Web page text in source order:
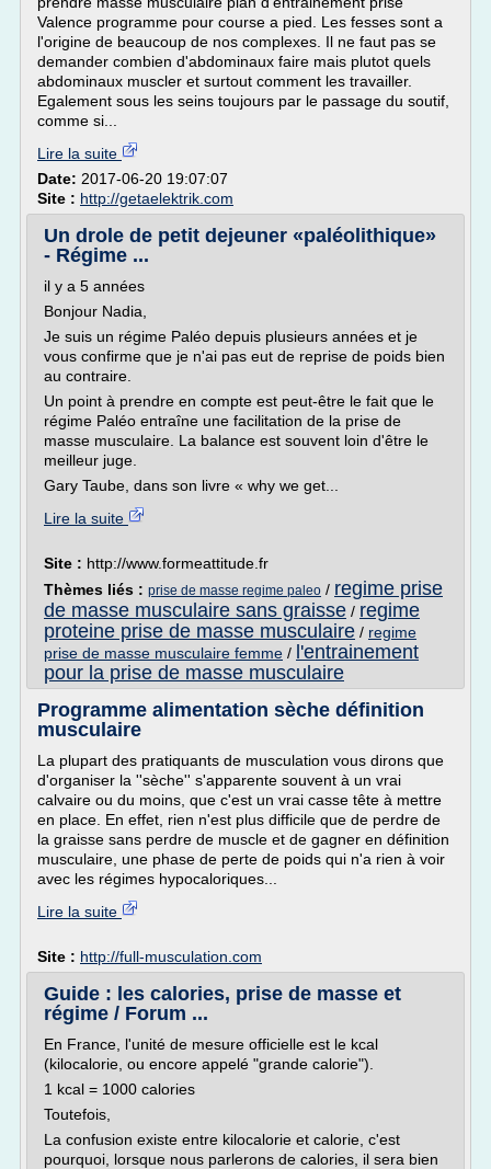
Valence programme pour course a pied. Les fesses sont a
l'origine de beaucoup de nos complexes. Il ne faut pas se
demander combien d'abdominaux faire mais plutot quels
abdominaux muscler et surtout comment les travailler.
Egalement sous les seins toujours par le passage du soutif,
comme si...
Lire la suite
Date: 2017-06-20 19:07:07
Site : http://getaelektrik.com
Un drole de petit dejeuner «paléolithique»
- Régime ...
il y a 5 années
Bonjour Nadia,
Je suis un régime Paléo depuis plusieurs années et je
vous confirme que je n'ai pas eut de reprise de poids bien
au contraire.
Un point à prendre en compte est peut-être le fait que le
régime Paléo entraîne une facilitation de la prise de
masse musculaire. La balance est souvent loin d'être le
meilleur juge.
Gary Taube, dans son livre « why we get...
Lire la suite
Site : http://www.formeattitude.fr
Thèmes liés : prise de masse regime paleo / regime prise
de masse musculaire sans graisse / regime
proteine prise de masse musculaire / regime
prise de masse musculaire femme / l'entrainement
pour la prise de masse musculaire
Programme alimentation sèche définition
musculaire
La plupart des pratiquants de musculation vous dirons que
d'organiser la ''sèche'' s'apparente souvent à un vrai
calvaire ou du moins, que c'est un vrai casse tête à mettre
en place. En effet, rien n'est plus difficile que de perdre de
la graisse sans perdre de muscle et de gagner en définition
musculaire, une phase de perte de poids qui n'a rien à voir
avec les régimes hypocaloriques...
Lire la suite
Site : http://full-musculation.com
Guide : les calories, prise de masse et
régime / Forum ...
En France, l'unité de mesure officielle est le kcal
(kilocalorie, ou encore appelé "grande calorie").
1 kcal = 1000 calories
Toutefois,
La confusion existe entre kilocalorie et calorie, c'est
pourquoi, lorsque nous parlerons de calories, il sera bien